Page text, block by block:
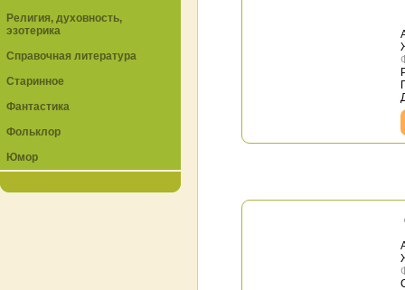
Религия, духовность,
эзотерика
Справочная литература
Старинное
Фантастика
Фольклор
Юмор